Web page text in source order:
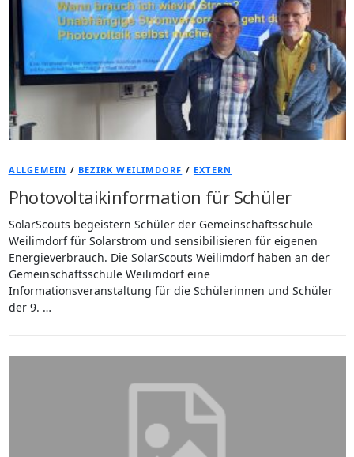
ALLGEMEIN / BEZIRK WEILIMDORF / EXTERN
Photovoltaikinformation für Schüler
SolarScouts begeistern Schüler der Gemeinschaftsschule
Weilimdorf für Solarstrom und sensibilisieren für eigenen
Energieverbrauch. Die SolarScouts Weilimdorf haben an der
Gemeinschaftsschule Weilimdorf eine
Informationsveranstaltung für die Schülerinnen und Schüler
der 9. …